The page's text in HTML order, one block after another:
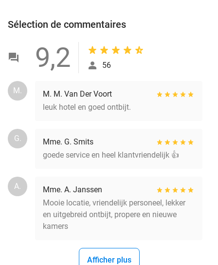
Sélection de commentaires
9,2 56
M.
M. M. Van Der Voort
leuk hotel en goed ontbijt.
G.
Mme. G. Smits
goede service en heel klantvriendelijk 👍
A.
Mme. A. Janssen
Mooie locatie, vriendelijk personeel, lekker
en uitgebreid ontbijt, propere en nieuwe
kamers
Afficher plus